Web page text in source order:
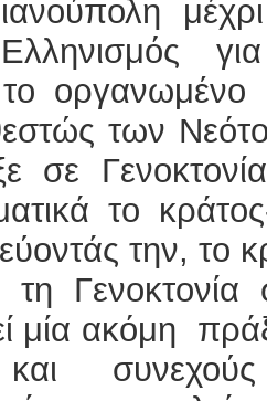
το
των
σε
το
την, το
τη
μία ακόμη
και